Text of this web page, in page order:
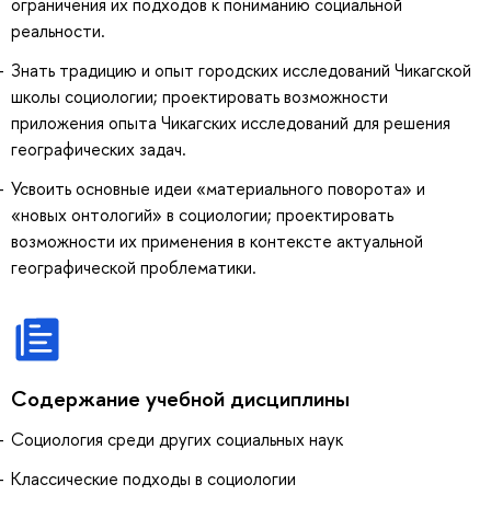
реальности.
Знать традицию и опыт городских исследований Чикагской
школы социологии; проектировать возможности
приложения опыта Чикагских исследований для решения
географических задач.
Усвоить основные идеи «материального поворота» и
«новых онтологий» в социологии; проектировать
возможности их применения в контексте актуальной
географической проблематики.
Содержание учебной дисциплины
Социология среди других социальных наук
Классические подходы в социологии